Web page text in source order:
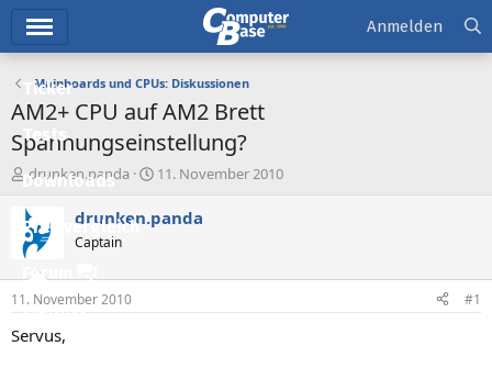
Ticker
Tests
Downloads
Preisvergleich
Forum
Aktuelles
Anmelden
Mainboards und CPUs: Diskussionen
AM2+ CPU auf AM2 Brett
Spannungseinstellung?
E
r
s
t
e
e
r
drunken.panda
E
s
t
11. November 2010
drunken.panda
Captain
11. November 2010 #1
Servus,